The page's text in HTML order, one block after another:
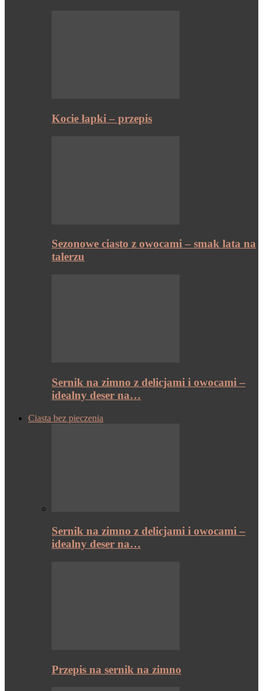
Kocie łapki – przepis
Sezonowe ciasto z owocami – smak lata na
talerzu
Sernik na zimno z delicjami i owocami –
idealny deser na…
Ciasta bez pieczenia
Sernik na zimno z delicjami i owocami –
idealny deser na…
Przepis na sernik na zimno